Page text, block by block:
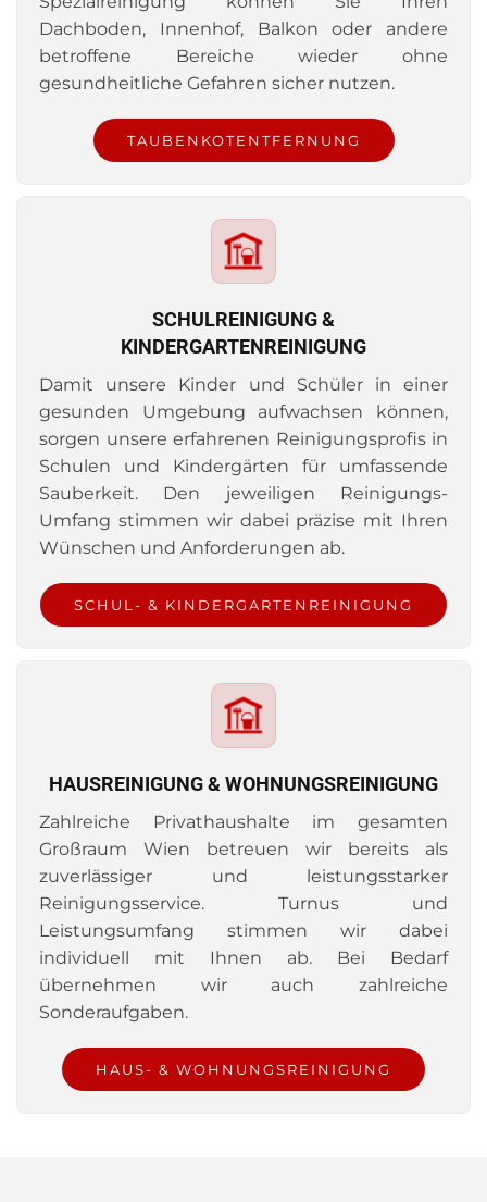
Dachboden, Innenhof, Balkon oder andere
betroffene Bereiche wieder ohne
gesundheitliche Gefahren sicher nutzen.
TAUBENKOTENTFERNUNG
SCHULREINIGUNG &
KINDERGARTENREINIGUNG
Damit unsere Kinder und Schüler in einer
gesunden Umgebung aufwachsen können,
sorgen unsere erfahrenen Reinigungsprofis in
Schulen und Kindergärten für umfassende
Sauberkeit. Den jeweiligen Reinigungs-
Umfang stimmen wir dabei präzise mit Ihren
Wünschen und Anforderungen ab.
SCHUL- & KINDERGARTENREINIGUNG
HAUSREINIGUNG & WOHNUNGSREINIGUNG
Zahlreiche Privathaushalte im gesamten
Großraum Wien betreuen wir bereits als
zuverlässiger und leistungsstarker
Reinigungsservice. Turnus und
Leistungsumfang stimmen wir dabei
individuell mit Ihnen ab. Bei Bedarf
übernehmen wir auch zahlreiche
Sonderaufgaben.
HAUS- & WOHNUNGSREINIGUNG